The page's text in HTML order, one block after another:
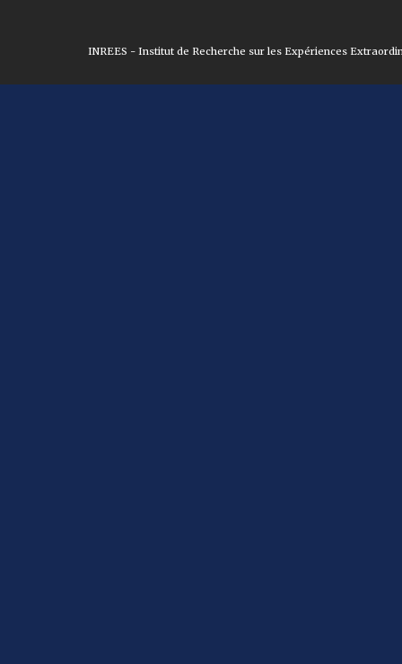
INREES - Institut de Recherche sur les Expériences